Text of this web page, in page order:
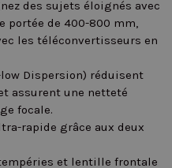
des sujets éloignés avec
portée de 400-800 mm,
les téléconvertisseurs en
Dispersion) réduisent
assurent une netteté
focale.
rapide grâce aux deux
et lentille frontale